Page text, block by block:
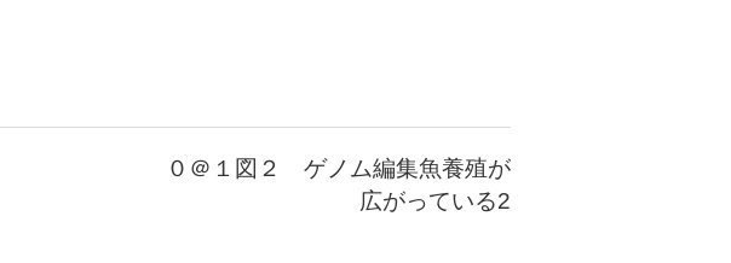
０＠１図２ ゲノム編集魚養殖が
広がっている2